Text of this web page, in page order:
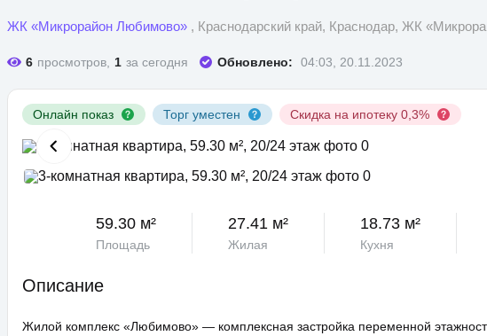
ЖК «Микрорайон Любимово» , Краснодарский край, Краснодар, ЖК
6 просмотров, 1 за сегодня Обновлено: 04:03, 20.11.2023
Онлайн показ Торг уместен Скидка на ипотеку 0,3%
59.30 м²
Площадь
27.41 м²
Жилая
18.73 м²
Кухня
Описание
Жилой комплекс «Любимово» — комплексная застройка переменной